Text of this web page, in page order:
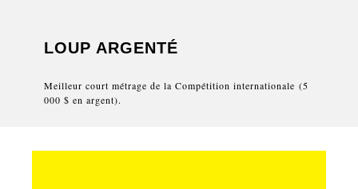
LOUP ARGENTÉ
Meilleur court métrage de la Compétition internationale (5
000 $ en argent).